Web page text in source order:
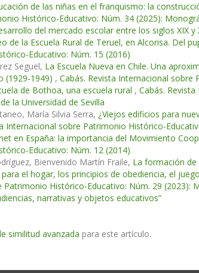
de las niñas en el franquismo: la
Histórico-Educativo: Núm. 34 (2025):
del mercado escolar entre los siglos XIX y
de la Escuela Rural de Teruel, en Alcorisa. Del
Educativo: Núm. 15 (2016)
Seguel, La Escuela Nueva en Chile. Una
(1929-1949) , Cabás. Revista Internacional
de Bothoa, una escuela rural , Cabás.
la Universidad de Sevilla
María Silvia Serra, ¿Viejos edificios para
Internacional sobre Patrimonio Histórico-
en España: la importancia del Movimiento
Educativo: Núm. 12 (2014)
Bienvenido Martín Fraile, La formación
el hogar, los principios de obediencia, el
Histórico-Educativo: Núm. 29 (2023):
narrativas y objetos educativos”
similitud avanzada para este artículo.